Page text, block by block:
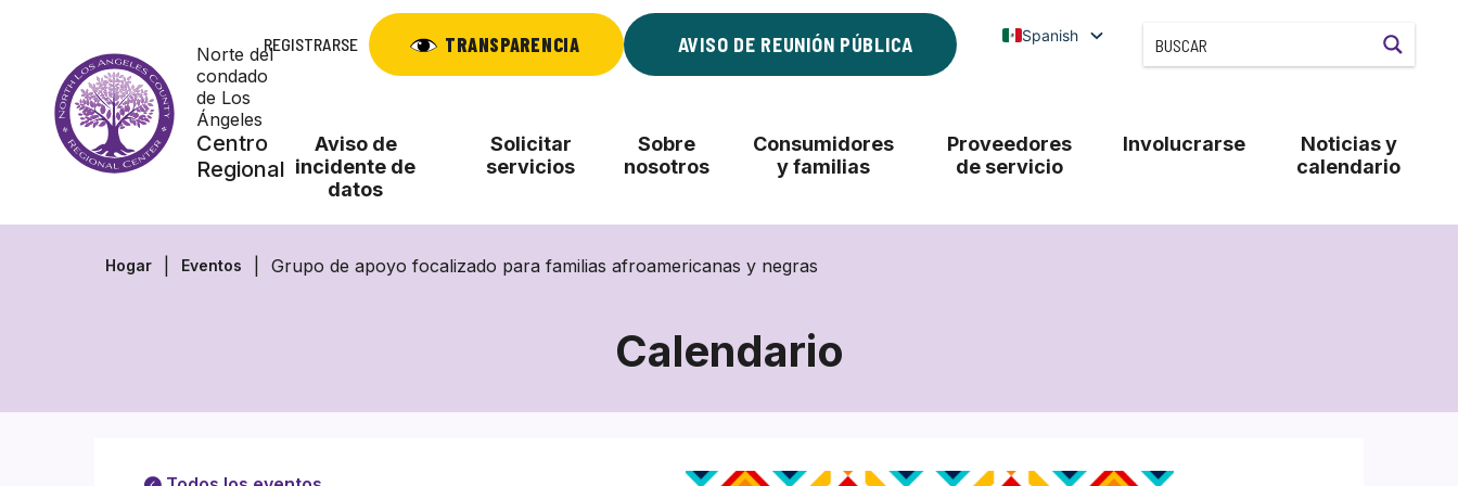
contenido
Norte del
condado
de Los
Ángeles
Centro
Regional
REGISTRARSE TRANSPARENCIA AVISO DE REUNIÓN PÚBLICA Spanish
Aviso de
incidente de
datos
Solicitar
servicios
Sobre
nosotros
Consumidores
y familias
Proveedores
de servicio
Involucrarse
Noticias y
calendario
Hogar Eventos Grupo de apoyo focalizado para familias afroamericanas y negras
Calendario